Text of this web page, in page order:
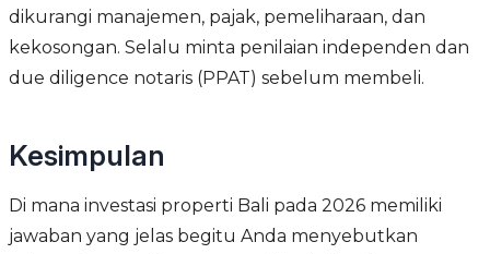
dikurangi manajemen, pajak, pemeliharaan, dan
kekosongan. Selalu minta penilaian independen dan
due diligence notaris (PPAT) sebelum membeli.
Kesimpulan
Di mana investasi properti Bali pada 2026 memiliki
jawaban yang jelas begitu Anda menyebutkan